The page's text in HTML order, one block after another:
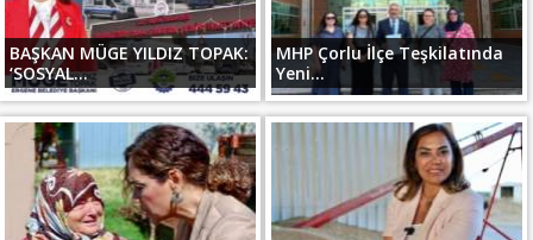
BAŞKAN MÜGE YILDIZ TOPAK:
‘SOSYAL...
MHP Çorlu İlçe Teşkilatında
Yeni...